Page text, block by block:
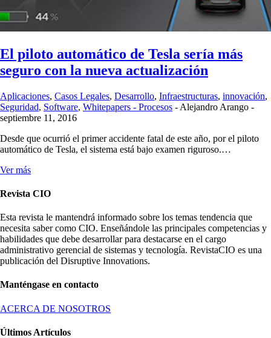
El piloto automático de Tesla sería más
seguro con la nueva actualización
Aplicaciones, Casos Legales, Desarrollo, Infraestructuras, innovación,
Seguridad, Software, Whitepapers - Procesos - Alejandro Arango -
septiembre 11, 2016
Desde que ocurrió el primer accidente fatal de este año, por el piloto
automático de Tesla, el sistema está bajo examen riguroso.…
Ver más
Revista CIO
Esta revista le mantendrá informado sobre los temas tendencia que
necesita saber como CIO. Enseñándole las principales competencias y
habilidades que debe desarrollar para destacarse en el cargo
administrativo gerencial de sistemas y tecnología. RevistaCIO es una
publicación del Disruptive Innovations.
Manténgase en contacto
ACERCA DE NOSOTROS
Últimos Artículos